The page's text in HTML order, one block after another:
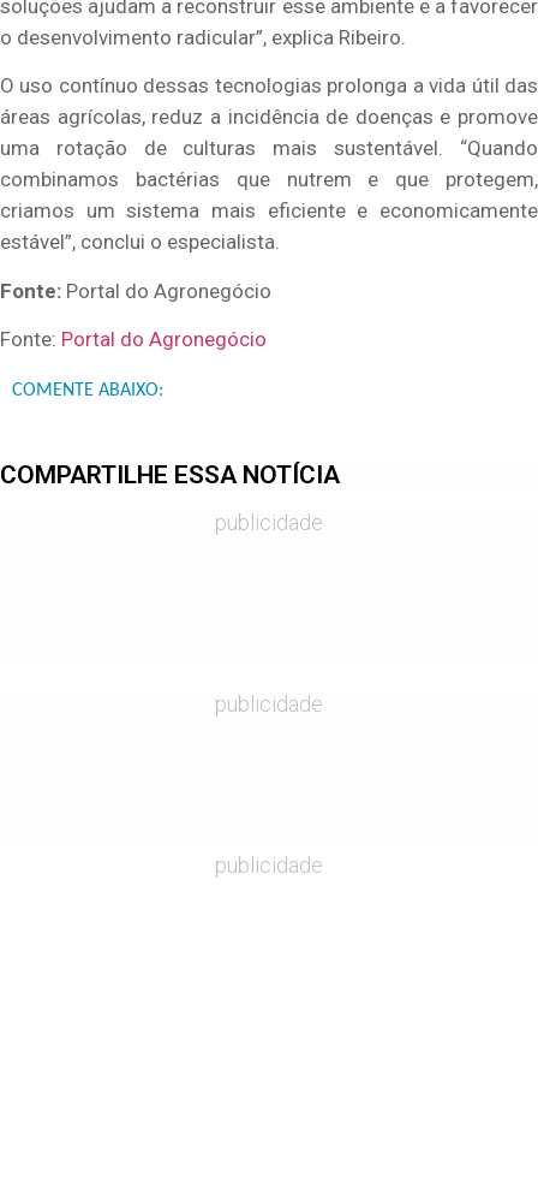
soluções ajudam a reconstruir esse ambiente e a favorecer
o desenvolvimento radicular”, explica Ribeiro.
O uso contínuo dessas tecnologias prolonga a vida útil das
áreas agrícolas, reduz a incidência de doenças e promove
uma rotação de culturas mais sustentável. “Quando
combinamos bactérias que nutrem e que protegem,
criamos um sistema mais eficiente e economicamente
estável”, conclui o especialista.
Fonte: Portal do Agronegócio
Fonte: Portal do Agronegócio
COMENTE ABAIXO:
COMPARTILHE ESSA NOTÍCIA
publicidade
publicidade
publicidade